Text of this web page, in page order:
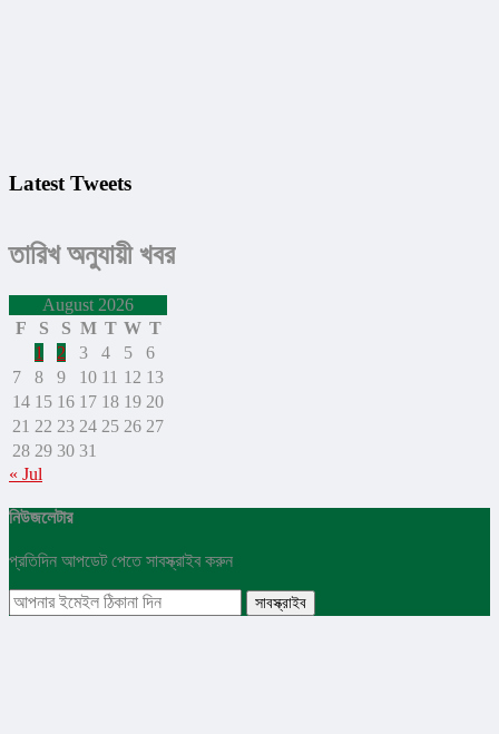
Latest Tweets
তারিখ অনুযায়ী খবর
August 2026
F
S S M T W T
1
2 3 4 5
6
7
8 9 10 11 12 13
14 15 16 17 18 19 20
21 22 23 24 25 26 27
28 29 30 31
« Jul
নিউজলেটার
প্রতিদিন আপডেট পেতে সাবস্ক্রাইব করুন
সাবস্ক্রাইব